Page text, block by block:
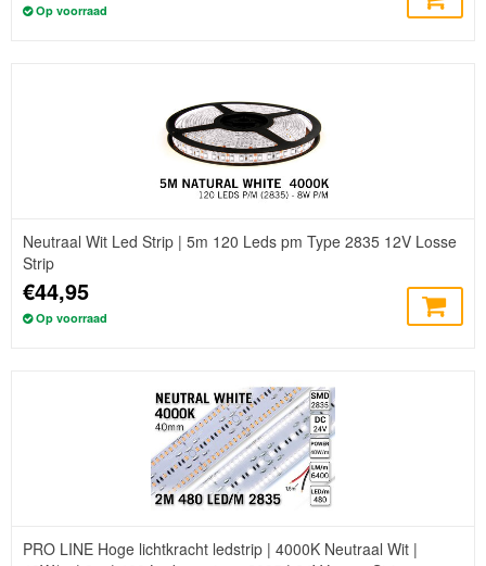
Op voorraad
Neutraal Wit Led Strip | 5m 120 Leds pm Type 2835 12V Losse
Strip
€44,95
Op voorraad
PRO LINE Hoge lichtkracht ledstrip | 4000K Neutraal Wit |